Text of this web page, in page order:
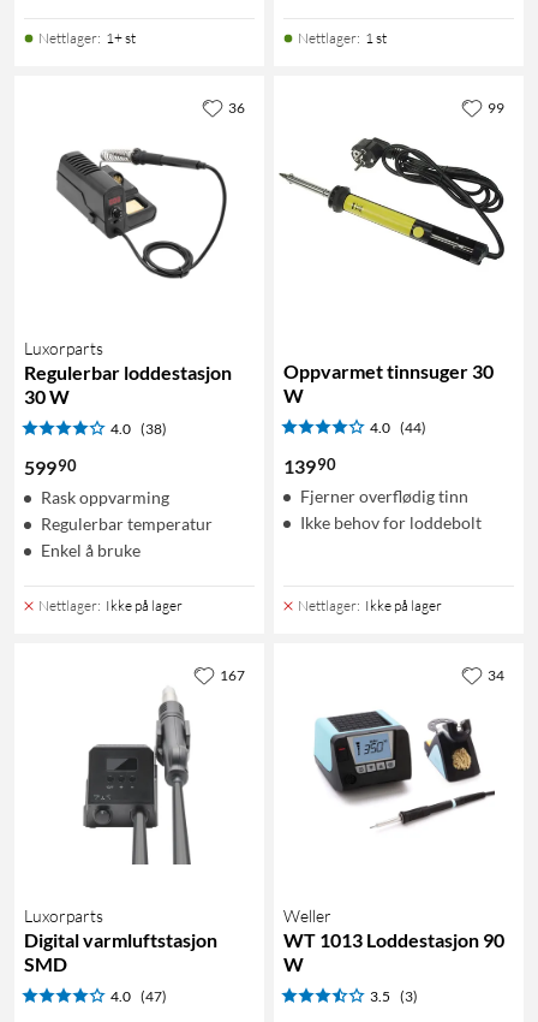
Nettlager: 1+ st Nettlager: 1 st
Luxorparts
Regulerbar loddestasjon
30 W
4.0 (38)
59990
Rask oppvarming
Regulerbar temperatur
Enkel å bruke
Nettlager: Ikke på lager
36
Oppvarmet tinnsuger 30
W
4.0 (44)
13990
Fjerner overflødig tinn
Ikke behov for loddebolt
Nettlager: Ikke på lager
99
Luxorparts
Digital varmluftstasjon
SMD
4.0 (47)
167
Weller
WT 1013 Loddestasjon 90
W
3.5 (3)
34